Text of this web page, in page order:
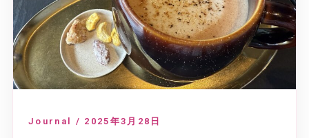
Journal / 2025年3月28日